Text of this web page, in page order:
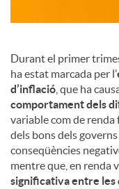
Durant el primer
ha estat marcada per l’
d’inflació , que ha
comportament dels
variable com de
dels bons dels
conseqüències
mentre que, en renda
significativa entre